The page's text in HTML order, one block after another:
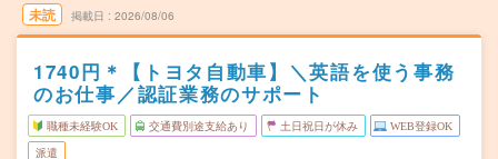
未読 掲載日 2026/08/06
1740円＊【トヨタ自動車】＼英語を使う事務
のお仕事／認証業務のサポート
職種未経験OK 交通費別途支給あり 土日祝日が休み WEB登録OK
派遣